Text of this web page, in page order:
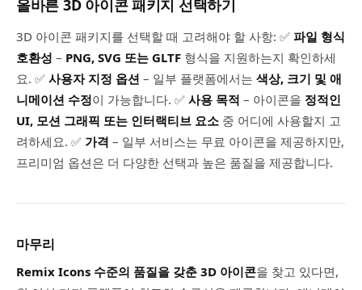
올바른 3D 아이콘 패키지 선택하기
3D 아이콘 패키지를 선택할 때 고려해야 할 사항: ✅ 파일 형식
호환성 – PNG, SVG 또는 GLTF 형식을 지원하는지 확인하세
요. ✅ 사용자 지정 옵션 – 일부 플랫폼에서는 색상, 크기 및 애
니메이션 수정이 가능합니다. ✅ 사용 목적 – 아이콘을 정적인
UI, 모션 그래픽 또는 인터랙티브 요소 중 어디에 사용할지 고
려하세요. ✅ 가격 – 일부 서비스는 무료 아이콘을 제공하지만,
프리미엄 옵션은 더 다양한 선택과 높은 품질을 제공합니다.
마무리
Remix Icons 수준의 품질을 갖춘 3D 아이콘을 찾고 있다면,